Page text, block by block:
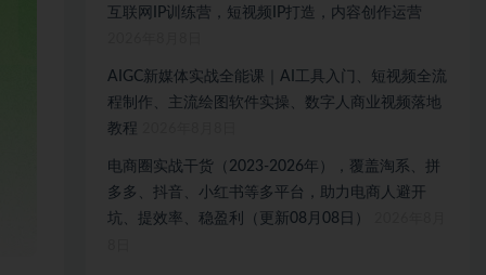
互联网IP训练营，短视频IP打造，内容创作运营
AIGC新媒体实战全能课｜AI工具入门、短视频全流
程制作、主流绘图软件实操、数字人商业视频落地
教程
电商圈实战干货（2023-2026年），覆盖淘系、拼
多多、抖音、小红书等多平台，助力电商人避开
坑、提效率、稳盈利（更新08月08日）